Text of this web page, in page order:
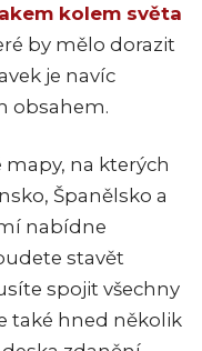
kolem světa
by mělo dorazit
je navíc
obsahem.
na kterých
Španělsko a
nabídne
stavět
spojit všechny
také hned několik